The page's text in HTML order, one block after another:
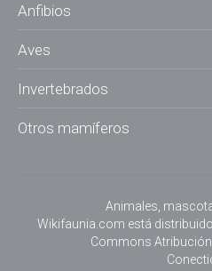
Anfibios
Aves
Invertebrados
Otros mamíferos
Animales,
Wikifaunia.com está
Commons